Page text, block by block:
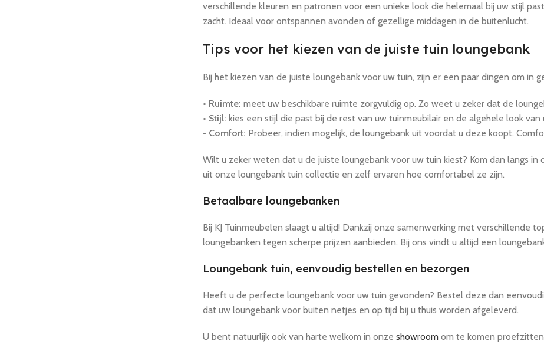
verschillende kleuren en patronen voor een unieke look die helemaal bij uw stijl
zacht. Ideaal voor ontspannen avonden of gezellige middagen in de buitenlucht.
Tips voor het kiezen van de juiste tuin loungebank
Bij het kiezen van de juiste loungebank voor uw tuin, zijn er een paar dingen om in
• Ruimte: meet uw beschikbare ruimte zorgvuldig op. Zo weet u zeker dat de
• Stijl: kies een stijl die past bij de rest van uw tuinmeubilair en de algehele look van
• Comfort: Probeer, indien mogelijk, de loungebank uit voordat u deze koopt.
Wilt u zeker weten dat u de juiste loungebank voor uw tuin kiest? Kom dan langs
uit onze loungebank tuin collectie en zelf ervaren hoe comfortabel ze zijn.
Betaalbare loungebanken
Bij KJ Tuinmeubelen slaagt u altijd! Dankzij onze samenwerking met verschillende
loungebanken tegen scherpe prijzen aanbieden. Bij ons vindt u altijd een
Loungebank tuin, eenvoudig bestellen en bezorgen
Heeft u de perfecte loungebank voor uw tuin gevonden? Bestel deze dan
dat uw loungebank voor buiten netjes en op tijd bij u thuis worden afgeleverd.
U bent natuurlijk ook van harte welkom in onze showroomom te komen proefzitten